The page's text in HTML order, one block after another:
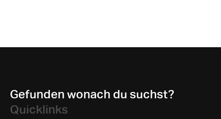
Gefunden wonach du suchst?
Quicklinks